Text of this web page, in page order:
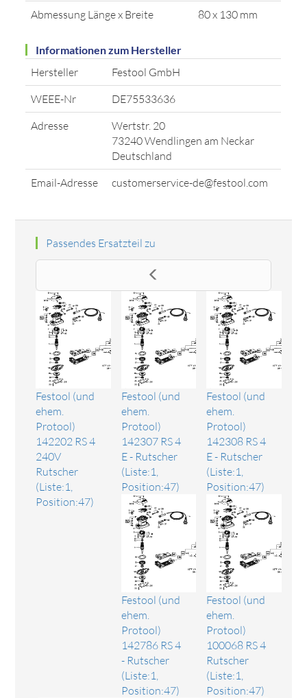
Abmessung Länge x Breite 80 x 130 mm
Informationen zum Hersteller
Hersteller
Festool GmbH
WEEE-Nr
DE75533636
Adresse
Wertstr. 20
73240 Wendlingen am Neckar
Deutschland
Email-Adresse
customerservice-de@festool.com
Passendes Ersatzteil zu
Festool (und
ehem.
Protool)
142202 RS 4
240V
Rutscher
(Liste:1,
Position:47)
Festool (und
ehem.
Protool)
142307 RS 4
E - Rutscher
(Liste:1,
Position:47)
Festool (und
ehem.
Protool)
142308 RS 4
E - Rutscher
(Liste:1,
Position:47)
Festool (und
ehem.
Protool)
142786 RS 4
- Rutscher
(Liste:1,
Position:47)
Festool (und
ehem.
Protool)
100068 RS 4
Rutscher
(Liste:1,
Position:47)